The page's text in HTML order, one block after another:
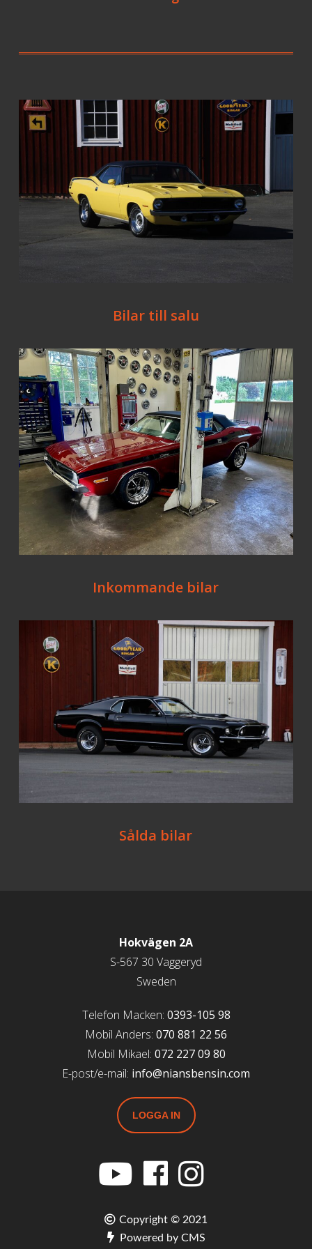
Bilar till salu
Inkommande bilar
Sålda bilar
Hokvägen 2A
S-567 30 Vaggeryd
Sweden
Telefon Macken: 0393-105 98
Mobil Anders: 070 881 22 56
Mobil Mikael: 072 227 09 80
E-post/e-mail: info@niansbensin.com
LOGGA IN
Copyright © 2021
Powered by CMS